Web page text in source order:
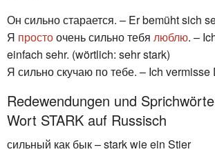
Он сильно старается. – Er bemüht sich
Я простоочень сильно тебя люблю. –
einfach sehr. (wörtlich: sehr stark)
Я сильно скучаю по тебе. – Ich vermisse
Redewendungen und
Wort STARK auf Russisch
сильный как бык – stark wie ein Stier